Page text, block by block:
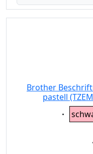
Brother
pastell